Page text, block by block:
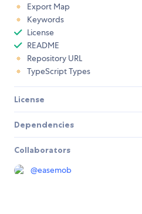
Export Map
Keywords
License
README
Repository URL
TypeScript Types
License
Dependencies
Collaborators
@easemob